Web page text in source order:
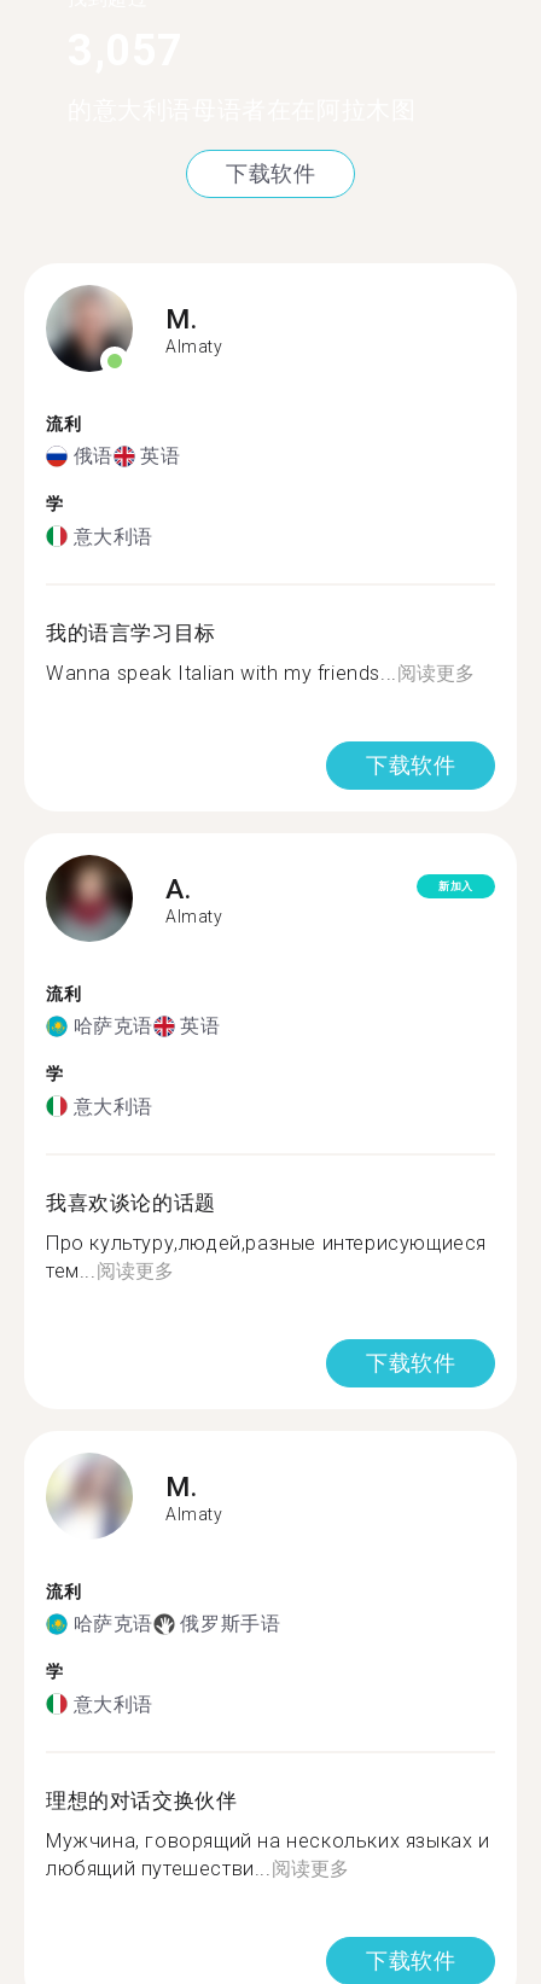
下载软件
M.
Almaty
流利
俄语 英语
学
意大利语
我的语言学习目标
Wanna speak Italian with my friends... 阅读更多
下载软件
A.
Almaty
新加入
流利
哈萨克语 英语
学
意大利语
我喜欢谈论的话题
Про культуру,людей,разные интерисующиеся
тем... 阅读更多
下载软件
M.
Almaty
流利
哈萨克语 俄罗斯手语
学
意大利语
理想的对话交换伙伴
Мужчина, говорящий на нескольких языках и
любящий путешестви... 阅读更多
下载软件